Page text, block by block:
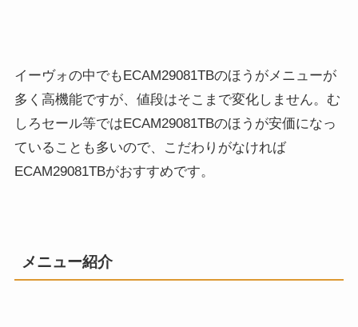
イーヴォの中でもECAM29081TBのほうがメニューが
多く高機能ですが、値段はそこまで変化しません。む
しろセール等ではECAM29081TBのほうが安価になっ
ていることも多いので、こだわりがなければ
ECAM29081TBがおすすめです。
メニュー紹介